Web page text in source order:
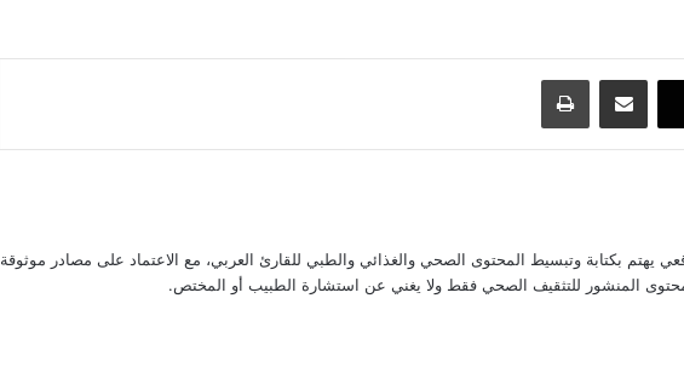
مشاركة عبر البريد طباعة
يهتم بكتابة وتبسيط المحتوى الصحي والغذائي والطبي للقارئ العربي، مع الاعتماد على مصادر موثوقة
المنشور للتثقيف الصحي فقط ولا يغني عن استشارة الطبيب أو المختص.